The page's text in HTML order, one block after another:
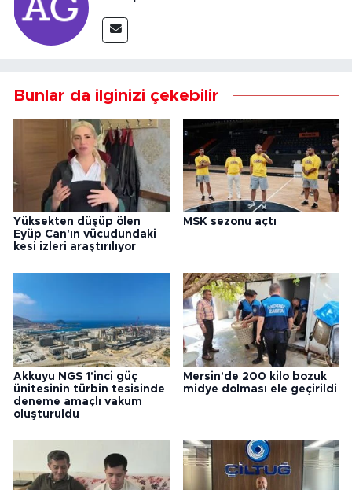
Bunlar da ilginizi çekebilir
Yüksekten düşüp ölen
Eyüp Can'ın vücudundaki
kesi izleri araştırılıyor
MSK sezonu açtı
Akkuyu NGS 1'inci güç
ünitesinin türbin tesisinde
deneme amaçlı vakum
oluşturuldu
Mersin'de 200 kilo bozuk
midye dolması ele geçirildi